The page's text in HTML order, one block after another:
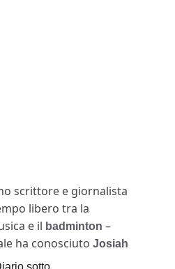
scrittore e giornalista
libero tra la
e il badminton –
ha conosciuto Josiah